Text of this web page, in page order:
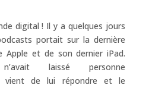
digital ! Il y a quelques jours
portait sur la dernière
Apple et de son dernier iPad.
laissé personne
vient de lui répondre et le